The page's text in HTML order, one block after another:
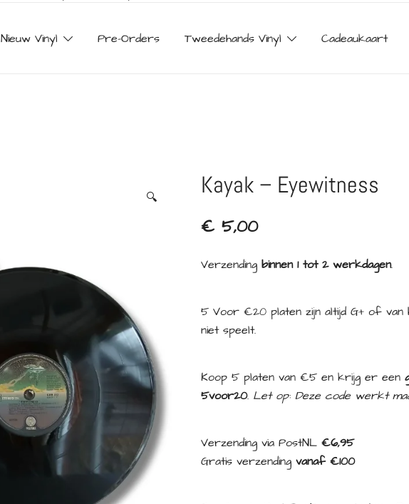
Nieuw Vinyl Pre-Orders Tweedehands Vinyl Cadeaukaart
🔍 Kayak – Eyewitness
€5,00
Verzending binnen 1 tot 2 werkdagen.
5 Voor €20 platen zijn altijd G+ of
niet speelt.
Koop 5 platen van €5 en krijg er een
5voor20. Let op: Deze code werkt
Verzending via PostNL €6,95
Gratis verzending vanaf €100